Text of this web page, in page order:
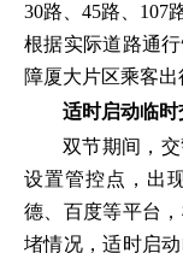
30路、45路、107
根据实际道路通
障厦大片区乘客出
适时启动临时
双节期间，
设置管控点，出
德、百度等平台
堵情况，适时启